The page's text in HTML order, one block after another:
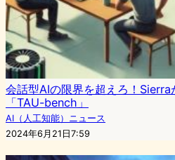
会話型AIの限界を超えろ！
「TAU-bench」
AI（人工知能）ニュース
2024年6月21日7:59